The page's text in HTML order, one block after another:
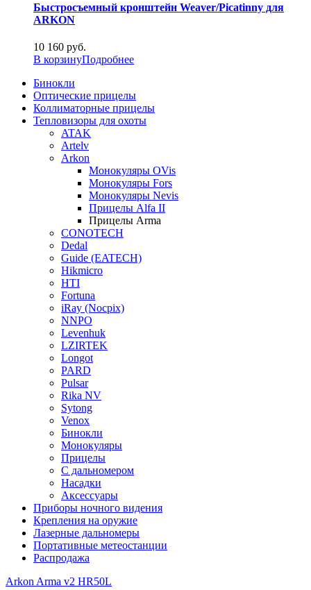
Быстросъемный кронштейн Weaver/Picatinny для
ARKON
10 160 руб.
В корзинуПодробнее
Бинокли
Оптические прицелы
Коллиматорные прицелы
Тепловизоры для охоты
ATAK
Artelv
Arkon
Монокуляры OVis
Монокуляры Fors
Монокуляры Nevis
Прицелы Alfa II
Прицелы Arma
CONOTECH
Dedal
Guide (EATECH)
Hikmicro
HTI
Fortuna
iRay (Nocpix)
NNPO
Levenhuk
LZIRTEK
Longot
PARD
Pulsar
Rika NV
Sytong
Venox
Бинокли
Монокуляры
Прицелы
С дальномером
Насадки
Аксессуары
Приборы ночного видения
Крепления на оружие
Лазерные дальномеры
Портативные метеостанции
Распродажа
Arkon Arma v2 HR50L